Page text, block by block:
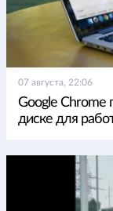
07 августа, 22:06
Google Chrome
диске для